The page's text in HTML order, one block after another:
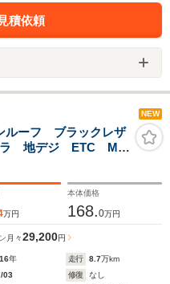
積依頼
NEW
ーフ ブラックレザ
ラ 地デジ ETC Mス
ライト
万円
本体価格
168.0万円
月々29,200円
年 走行 8.7万km
03 修復
なし